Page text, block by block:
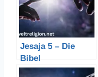
Jesaja 5 – Die
Bibel